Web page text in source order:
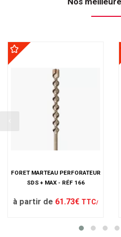
FORET MARTEAU PERFORATEUR
SDS + MAX - RÉF 166
à partir de 61.73€ TTC/